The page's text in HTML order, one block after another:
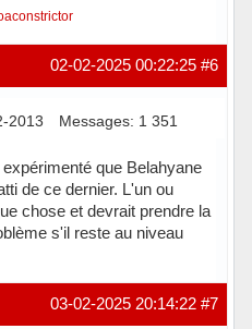
#6
02-02-2025 00:22:25
2013 Messages: 1 351
que Belahyane
de ce dernier. L'un ou
chose et devrait prendre la
s'il reste au niveau
#7
03-02-2025 20:14:22